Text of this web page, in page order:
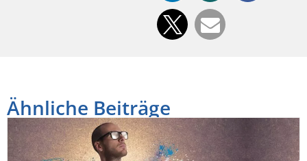
Ähnliche Beiträge